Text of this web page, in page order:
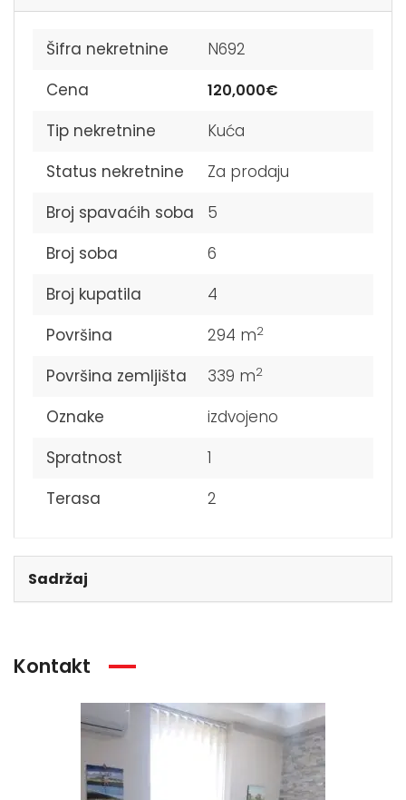
Šifra nekretnine
N692
Cena
120,000€
Tip nekretnine
Kuća
Status nekretnine
Za prodaju
Broj spavaćih soba
5
Broj soba
6
Broj kupatila
4
Površina
294 m2
Površina zemljišta 339 m2
Oznake
izdvojeno
Spratnost
1
Terasa
2
Sadržaj
Kontakt